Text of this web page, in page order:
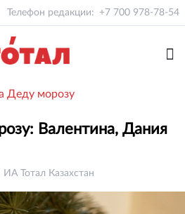
Телефон редакции: +7 700 978-78-54
Деду морозу
Валентина, Дания
ИА Тотал Казахстан